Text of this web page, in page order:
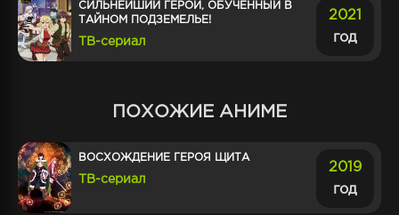
СИЛЬНЕЙШИЙ ГЕРОЙ, ОБУЧЕННЫЙ В
ТАЙНОМ ПОДЗЕМЕЛЬЕ!
ТВ-сериал
2021
год
ПОХОЖИЕ АНИМЕ
ВОСХОЖДЕНИЕ ГЕРОЯ ЩИТА
ТВ-сериал
2019
год